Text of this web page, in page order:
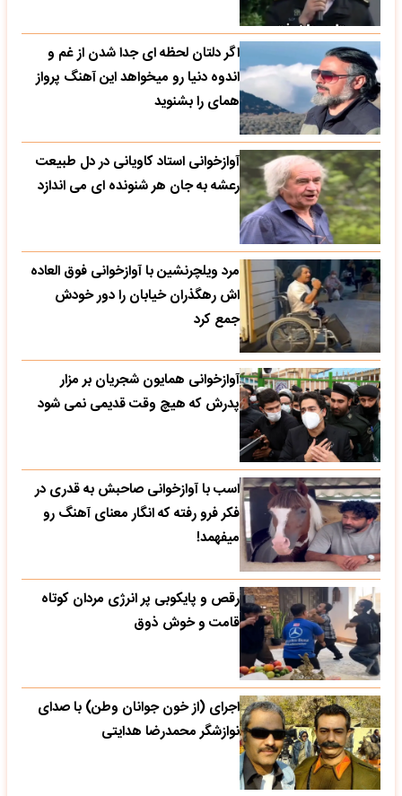
اگر دلتان لحظه ای جدا شدن از غم و
اندوه دنیا رو میخواهد این آهنگ پرواز
همای را بشنوید
آوازخوانی استاد کاویانی در دل طبیعت
رعشه به جان هر شنونده ای می اندازد
مرد ویلچرنشین با آوازخوانی فوق العاده
اش رهگذران خیابان را دور خودش
جمع کرد
آوازخوانی همایون شجریان بر مزار
پدرش که هیچ وقت قدیمی نمی شود
اسب با آوازخوانی صاحبش به قدری در
فکر فرو رفته که انگار معنای آهنگ رو
میفهمد!
رقص و پایکوبی پر انرژی مردان کوتاه
قامت و خوش ذوق
اجرای (از خون جوانان وطن) با صدای
نوازشگر محمدرضا هدایتی